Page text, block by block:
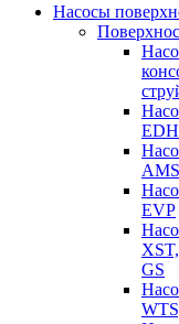
Насосы
EVP
GS